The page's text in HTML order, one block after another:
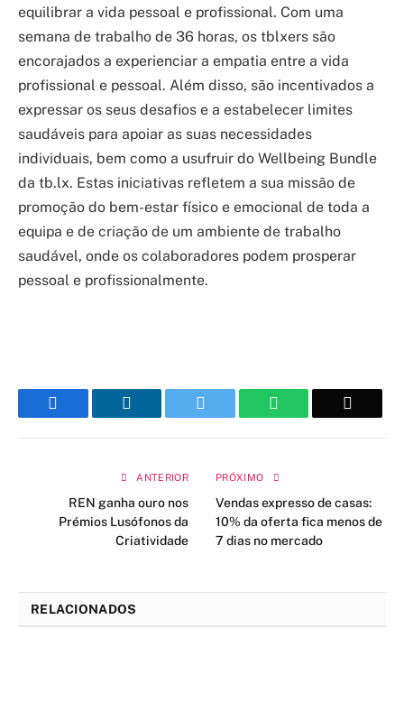
equilibrar a vida pessoal e profissional. Com uma
semana de trabalho de 36 horas, os tblxers são
encorajados a experienciar a empatia entre a vida
profissional e pessoal. Além disso, são incentivados a
expressar os seus desafios e a estabelecer limites
saudáveis para apoiar as suas necessidades
individuais, bem como a usufruir do Wellbeing Bundle
da tb.lx. Estas iniciativas refletem a sua missão de
promoção do bem-estar físico e emocional de toda a
equipa e de criação de um ambiente de trabalho
saudável, onde os colaboradores podem prosperar
pessoal e profissionalmente.
WhatsApp
ANTERIOR
REN ganha ouro nos
Prémios Lusófonos da
Criatividade
PRÓXIMO
Vendas expresso de casas:
10% da oferta fica menos de
7 dias no mercado
RELACIONADOS